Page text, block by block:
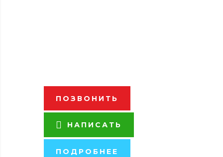
ПОЗВОНИТЬ
НАПИСАТЬ
ПОДРОБНЕЕ